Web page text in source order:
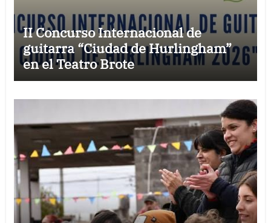
II Concurso Internacional de
guitarra “Ciudad de Hurlingham”
en el Teatro Brote